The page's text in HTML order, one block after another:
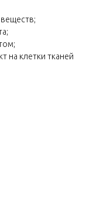
на клетки тканей